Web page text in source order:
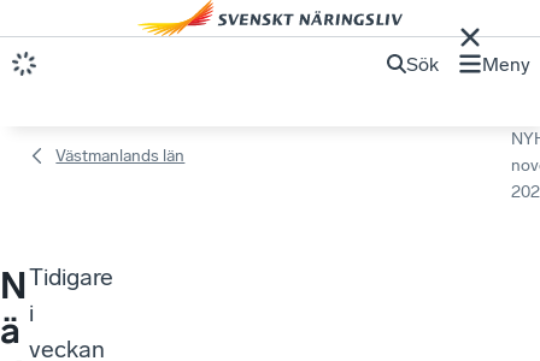
Sök Meny
Västmanlands län
N
ä
Tidigare
i
veckan